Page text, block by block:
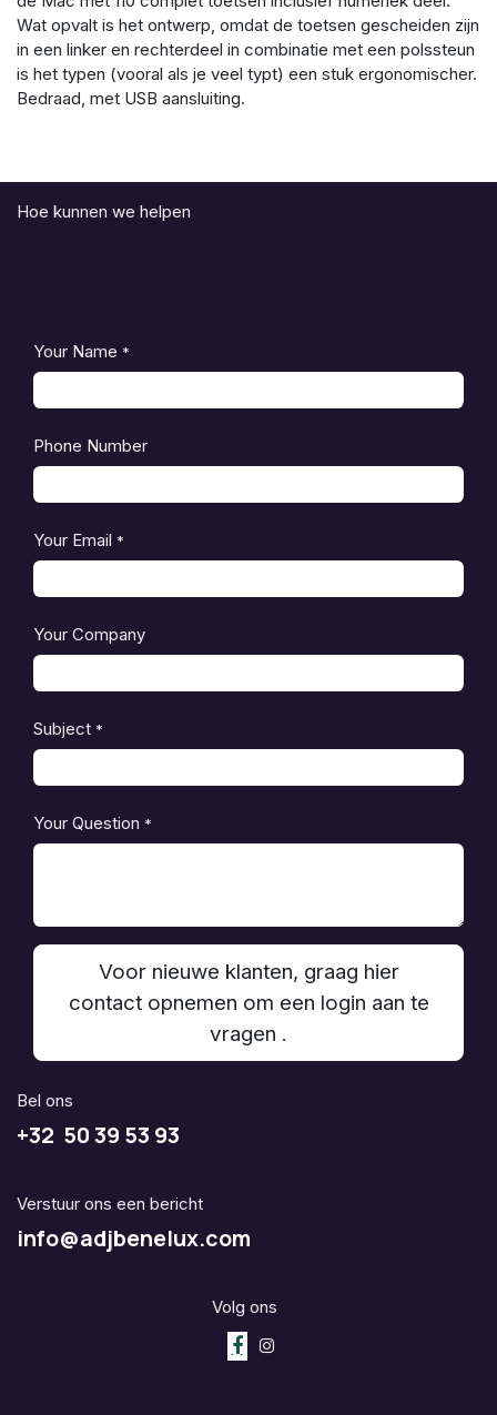
Wat opvalt is het ontwerp, omdat de toetsen gescheiden zijn
in een linker en rechterdeel in combinatie met een polssteun
is het typen (vooral als je veel typt) een stuk ergonomischer.
Bedraad, met USB aansluiting.
Hoe kunnen we helpen
Your Name *
Phone Number
Your Email *
Your Company
Subject *
Your Question *
Voor nieuwe klanten, graag hier
contact opnemen om een login aan te
vragen .
Bel ons
+32 50 39 53 93
Verstuur ons een bericht
info@adjbenelux.com
Volg ons